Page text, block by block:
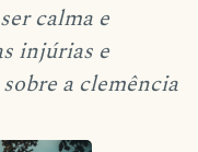
calma e
injúrias e
a clemência